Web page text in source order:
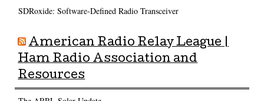
SDRoxide: Software-Defined Radio Transceiver
American Radio Relay League |
Ham Radio Association and
Resources